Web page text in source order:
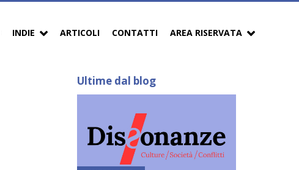
INDIE ARTICOLI CONTATTI AREA RISERVATA
Ultime dal blog